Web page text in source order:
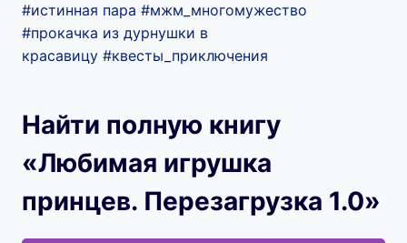
#истинная пара #мжм_многомужество
#прокачка из дурнушки в
красавицу #квесты_приключения
Найти полную книгу
«Любимая игрушка
принцев. Перезагрузка 1.0»